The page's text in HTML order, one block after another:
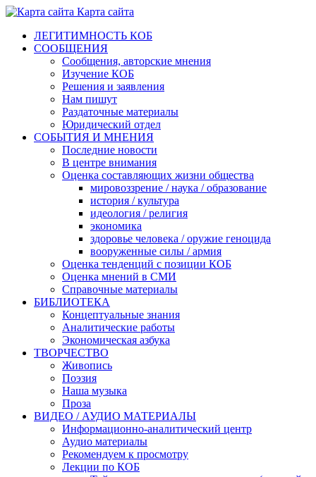
Карта сайта
ЛЕГИТИМНОСТЬ КОБ
СООБЩЕНИЯ
Сообщения, авторские мнения
Изучение КОБ
Решения и заявления
Нам пишут
Раздаточные материалы
Юридический отдел
СОБЫТИЯ И МНЕНИЯ
Последние новости
В центре внимания
Оценка составляющих жизни общества
мировоззрение / наука / образование
история / культура
идеология / религия
экономика
здоровье человека / оружие геноцида
вооруженные силы / армия
Оценка тенденций с позиции КОБ
Оценка мнений в СМИ
Справочные материалы
БИБЛИОТЕКА
Концептуальные знания
Аналитические работы
Экономическая азбука
ТВОРЧЕСТВО
Живопись
Поэзия
Наша музыка
Проза
ВИДЕО / АУДИО МАТЕРИАЛЫ
Информационно-аналитический центр
Аудио материалы
Рекомендуем к просмотру
Лекции по КОБ